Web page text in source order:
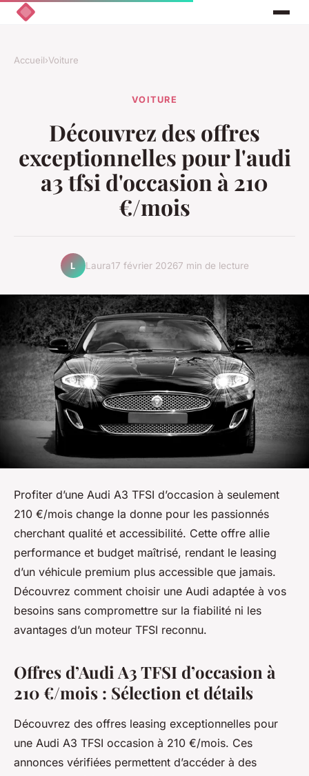
Accueil›Voiture
VOITURE
Découvrez des offres
exceptionnelles pour l'audi
a3 tfsi d'occasion à 210
€/mois
L Laura17 février 20267 min de lecture
Profiter d’une Audi A3 TFSI d’occasion à seulement
210 €/mois change la donne pour les passionnés
cherchant qualité et accessibilité. Cette offre allie
performance et budget maîtrisé, rendant le leasing
d’un véhicule premium plus accessible que jamais.
Découvrez comment choisir une Audi adaptée à vos
besoins sans compromettre sur la fiabilité ni les
avantages d’un moteur TFSI reconnu.
Offres d’Audi A3 TFSI d’occasion à
210 €/mois : Sélection et détails
Découvrez des offres leasing exceptionnelles pour
une Audi A3 TFSI occasion à 210 €/mois. Ces
annonces vérifiées permettent d’accéder à des